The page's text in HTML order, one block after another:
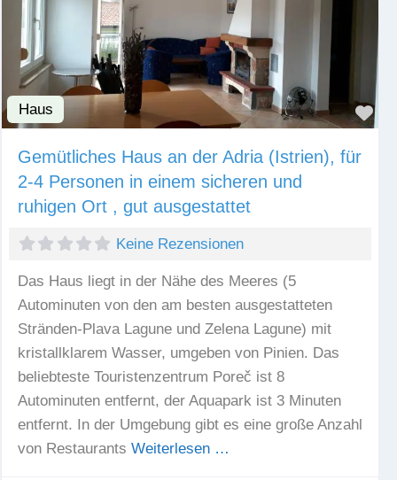
Haus
Gemütliches Haus an der Adria (Istrien), für
2-4 Personen in einem sicheren und
ruhigen Ort , gut ausgestattet
Keine Rezensionen
Das Haus liegt in der Nähe des Meeres (5
Autominuten von den am besten ausgestatteten
Stränden-Plava Lagune und Zelena Lagune) mit
kristallklarem Wasser, umgeben von Pinien. Das
beliebteste Touristenzentrum Poreč ist 8
Autominuten entfernt, der Aquapark ist 3 Minuten
entfernt. In der Umgebung gibt es eine große Anzahl
von Restaurants Weiterlesen …